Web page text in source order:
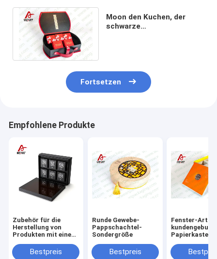
Moon den Kuchen, der
schwarze
Fortsetzen
Empfohlene Produkte
Zubehör für die
Herstellung von
Produkten mit einem
GHT
Bestpreis
Runde Gewebe-
Pappschachtel-
Sondergröße
Bestpreis
Fenster-Art
Papierkasten